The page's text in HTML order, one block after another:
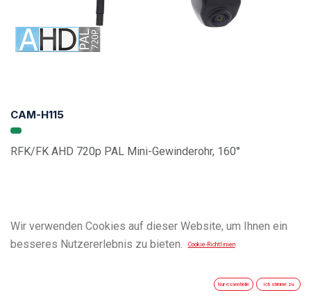
CAM-H115
RFK/FK AHD 720p PAL Mini-Gewinderohr, 160°
Wir verwenden Cookies auf dieser Website, um Ihnen ein
besseres Nutzererlebnis zu bieten.
Cookie-Richtlinien
Nur essentielle Ich stimme zu